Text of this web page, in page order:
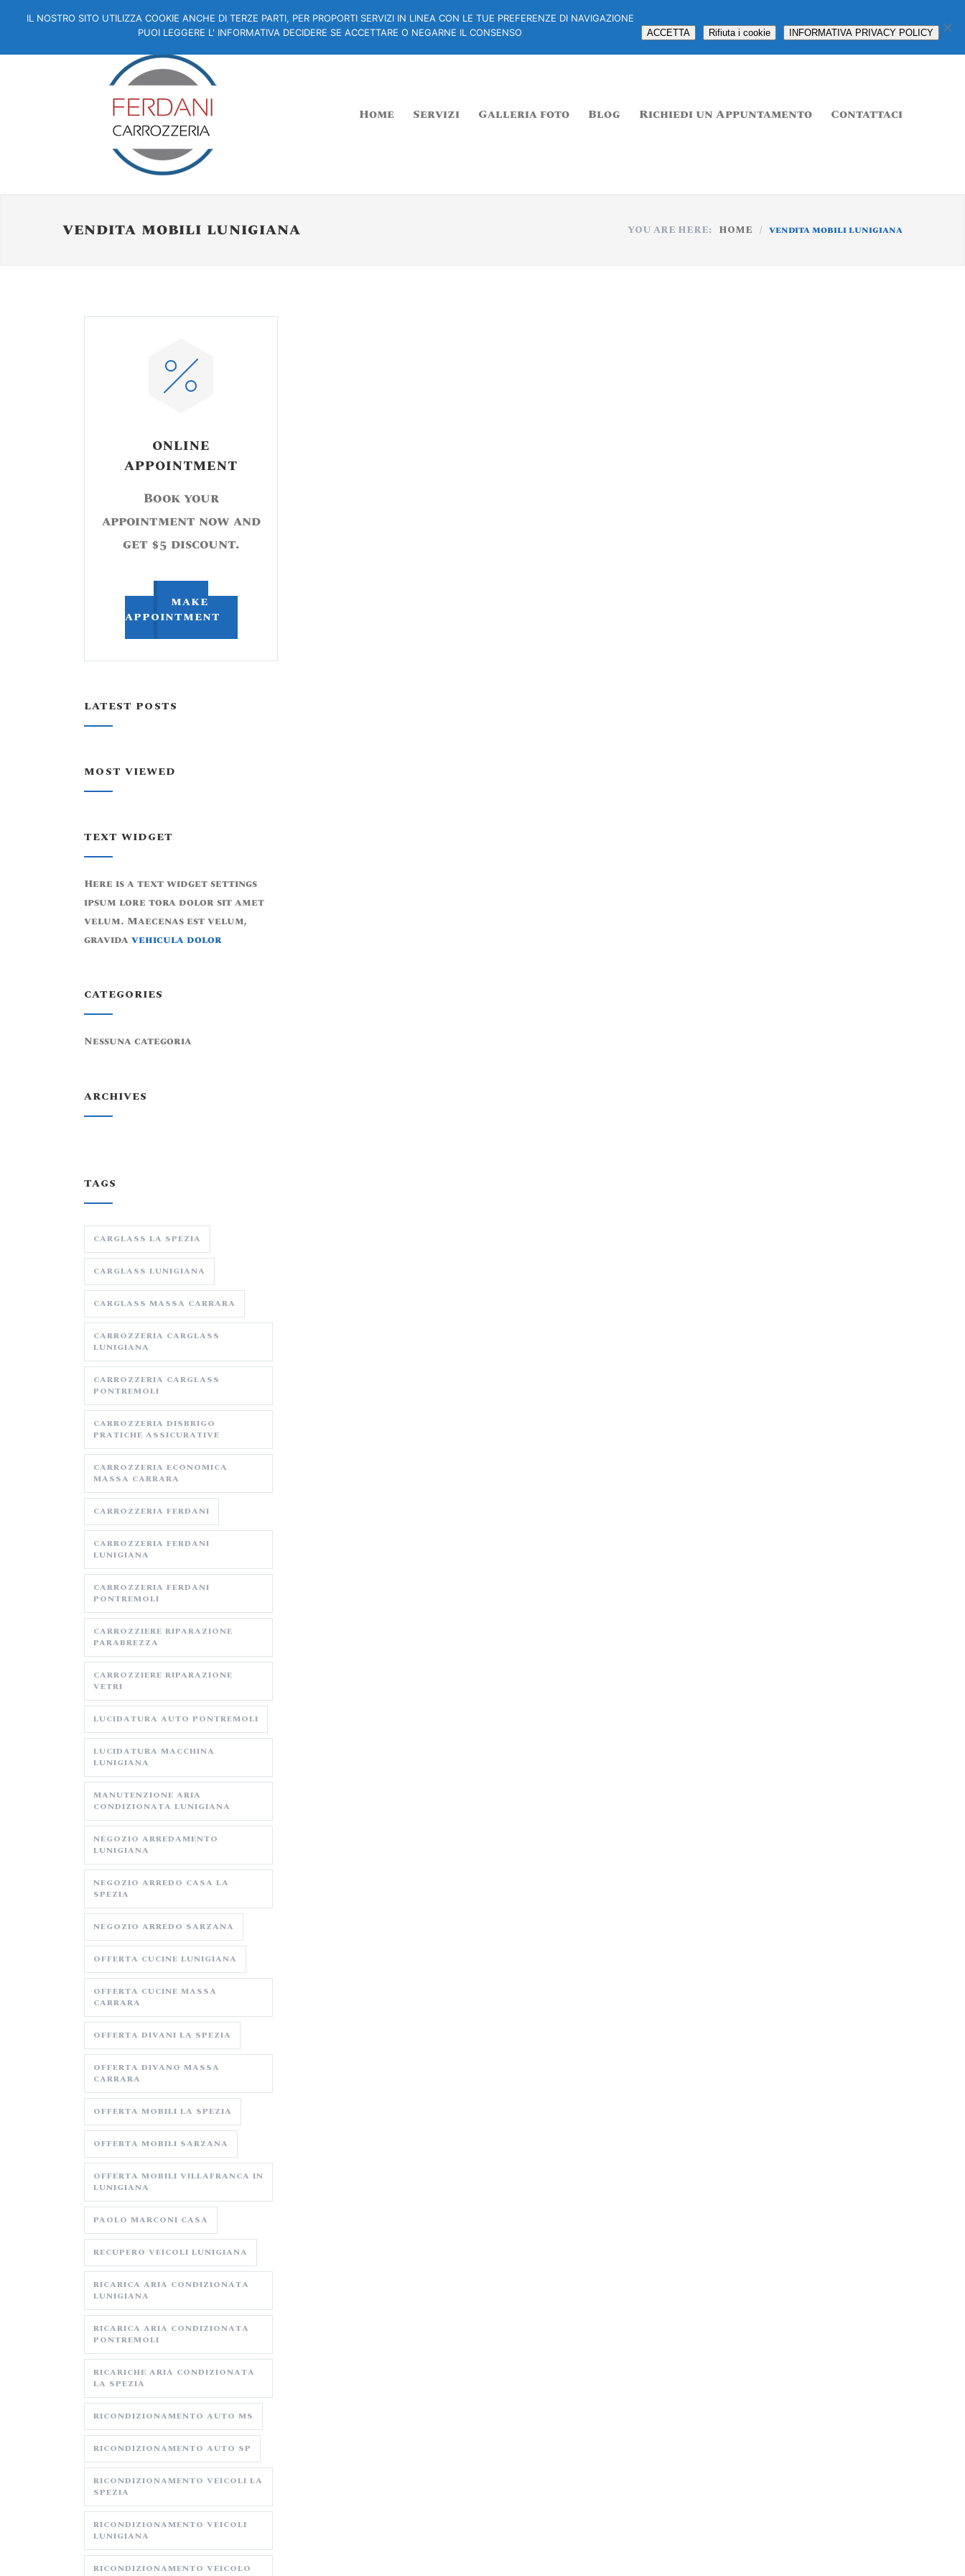
Home Servizi Galleria foto Blog Richiedi un Appuntamento Contattaci
vendita mobili lunigiana YOU ARE HERE: HOME / vendita mobili lunigiana
ONLINE
APPOINTMENT
Book your
appointment now and
get $5 discount.
MAKE
APPOINTMENT
LATEST POSTS
MOST VIEWED
TEXT WIDGET
Here is a text widget settings
ipsum lore tora dolor sit amet
velum. Maecenas est velum,
gravidavehicula dolor
CATEGORIES
Nessuna categoria
ARCHIVES
TAGS
CARGLASS LA SPEZIA
CARGLASS LUNIGIANA
CARGLASS MASSA CARRARA
CARROZZERIA CARGLASS
LUNIGIANA
CARROZZERIA CARGLASS
PONTREMOLI
CARROZZERIA DISBRIGO
PRATICHE ASSICURATIVE
CARROZZERIA ECONOMICA
MASSA CARRARA
CARROZZERIA FERDANI
CARROZZERIA FERDANI
LUNIGIANA
CARROZZERIA FERDANI
PONTREMOLI
CARROZZIERE RIPARAZIONE
PARABREZZA
CARROZZIERE RIPARAZIONE
VETRI
LUCIDATURA AUTO PONTREMOLI
LUCIDATURA MACCHINA
LUNIGIANA
MANUTENZIONE ARIA
CONDIZIONATA LUNIGIANA
NEGOZIO ARREDAMENTO
LUNIGIANA
NEGOZIO ARREDO CASA LA
SPEZIA
NEGOZIO ARREDO SARZANA
OFFERTA CUCINE LUNIGIANA
OFFERTA CUCINE MASSA
CARRARA
OFFERTA DIVANI LA SPEZIA
OFFERTA DIVANO MASSA
CARRARA
OFFERTA MOBILI LA SPEZIA
OFFERTA MOBILI SARZANA
OFFERTA MOBILI VILLAFRANCA IN
LUNIGIANA
PAOLO MARCONI CASA
RECUPERO VEICOLI LUNIGIANA
RICARICA ARIA CONDIZIONATA
LUNIGIANA
RICARICA ARIA CONDIZIONATA
PONTREMOLI
RICARICHE ARIA CONDIZIONATA
LA SPEZIA
RICONDIZIONAMENTO AUTO MS
RICONDIZIONAMENTO AUTO SP
RICONDIZIONAMENTO VEICOLI LA
SPEZIA
RICONDIZIONAMENTO VEICOLI
LUNIGIANA
RICONDIZIONAMENTO VEICOLO
IL NOSTRO SITO UTILIZZA COOKIE ANCHE DI TERZE PARTI, PER PROPORTI SERVIZI IN LINEA CON LE TUE PREFERENZE DI NAVIGAZIONE
PUOI LEGGERE L' INFORMATIVA DECIDERE SE ACCETTARE O NEGARNE IL CONSENSO
ACCETTA Rifiuta i cookie INFORMATIVA PRIVACY POLICY